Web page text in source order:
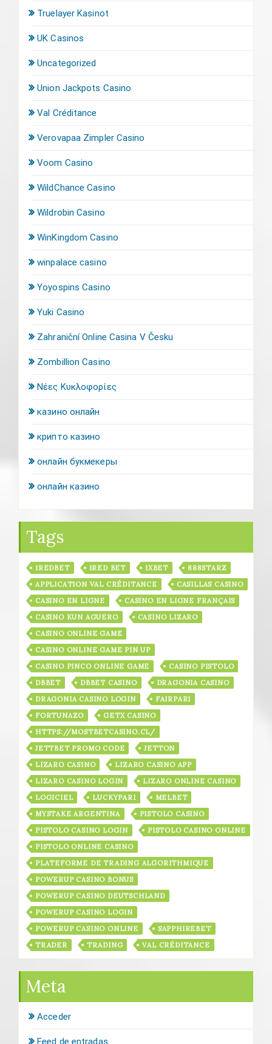
Truelayer Kasinot
UK Casinos
Uncategorized
Union Jackpots Casino
Val Créditance
Verovapaa Zimpler Casino
Voom Casino
WildChance Casino
Wildrobin Casino
WinKingdom Casino
winpalace casino
Yoyospins Casino
Yuki Casino
Zahraniční Online Casina V Česku
Zombillion Casino
Νέες Κυκλοφορίες
казино онлайн
крипто казино
онлайн букмекеры
онлайн казино
Tags
1REDBET 1RED BET 1XBET
888STARZ
APPLICATION VAL CRÉDITANCE
CASILLAS CASINO
CASINO EN LIGNE
CASINO EN LIGNE FRANÇAIS
CASINO KUN AGUERO
CASINO LIZARO
CASINO ONLINE GAME
CASINO ONLINE GAME PIN UP
CASINO PINCO ONLINE GAME
CASINO PISTOLO
DBBET
DBBET CASINO
DRAGONIA CASINO
DRAGONIA CASINO LOGIN
FAIRPARI
FORTUNAZO
GETX CASINO
HTTPS://MOSTBETCASINO.CL/
JETTBET PROMO CODE
JETTON
LIZARO CASINO
LIZARO CASINO APP
LIZARO CASINO LOGIN
LIZARO ONLINE CASINO
LOGICIEL
LUCKYPARI
MELBET
MYSTAKE ARGENTINA
PISTOLO CASINO
PISTOLO CASINO LOGIN
PISTOLO CASINO ONLINE
PISTOLO ONLINE CASINO
PLATEFORME DE TRADING ALGORITHMIQUE
POWERUP CASINO BONUS
POWERUP CASINO DEUTSCHLAND
POWERUP CASINO LOGIN
POWERUP CASINO ONLINE
SAPPHIREBET
TRADER
TRADING VAL CRÉDITANCE
Meta
Acceder
Feed de entradas